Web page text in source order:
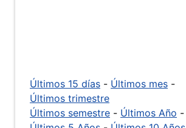
Últimos 15 días - Últimos mes -
Últimos trimestre
Últimos semestre - Últimos Año -